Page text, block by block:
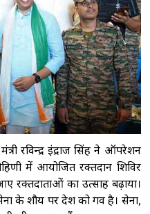
अनुमान
राहुल गांधी का
अराजकता फैलाना है: जेपी
शाह को छात्रों और युवाओं पर
देना होगा : खड़गे
सौरव
जान से मारने की धमकी, पुलिस
रविन्द्र इंद्राज सिंह ने ऑपरेशन
में आयोजित रक्तदान शिविर
का उत्साह बढ़ाया।
के शौर्य पर देश को गर्व है। सेना,